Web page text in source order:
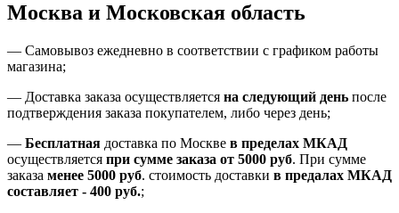
Москва и Московская область
— Самовывоз ежедневно в соответствии с графиком работы
магазина;
— Доставка заказа осуществляется на следующий день после
подтверждения заказа покупателем, либо через день;
— Бесплатная доставка по Москве в пределах МКАД
осуществляется при сумме заказа от 5000 руб. При сумме
заказа менее 5000 руб. стоимость доставки в предалах МКАД
составляет - 400 руб.;